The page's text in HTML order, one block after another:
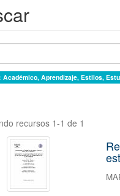
Académico, Aprendizaje, Estilos,
recursos 1-1 de 1